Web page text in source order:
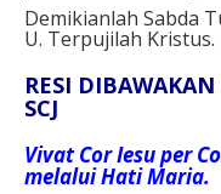
Demikianlah Sabda
U. Terpujilah Kristus.
RESI
SCJ
Vivat Cor Iesu per
melalui Hati Maria.